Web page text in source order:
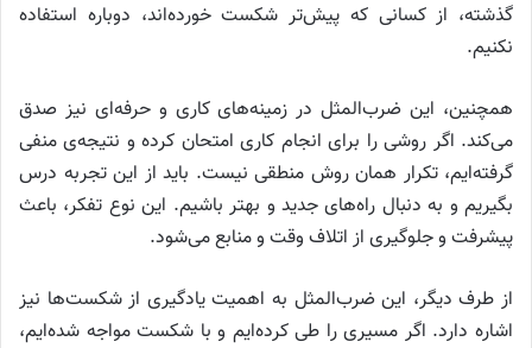
گذشته، از کسانی که پیش‌تر شکست خورده‌اند، دوباره استفاده
نکنیم.
همچنین، این ضرب‌المثل در زمینه‌های کاری و حرفه‌ای نیز صدق
می‌کند. اگر روشی را برای انجام کاری امتحان کرده و نتیجه‌ی منفی
گرفته‌ایم، تکرار همان روش منطقی نیست. باید از این تجربه درس
بگیریم و به دنبال راه‌های جدید و بهتر باشیم. این نوع تفکر، باعث
پیشرفت و جلوگیری از اتلاف وقت و منابع می‌شود.
از طرف دیگر، این ضرب‌المثل به اهمیت یادگیری از شکست‌ها نیز
اشاره دارد. اگر مسیری را طی کرده‌ایم و با شکست مواجه شده‌ایم،